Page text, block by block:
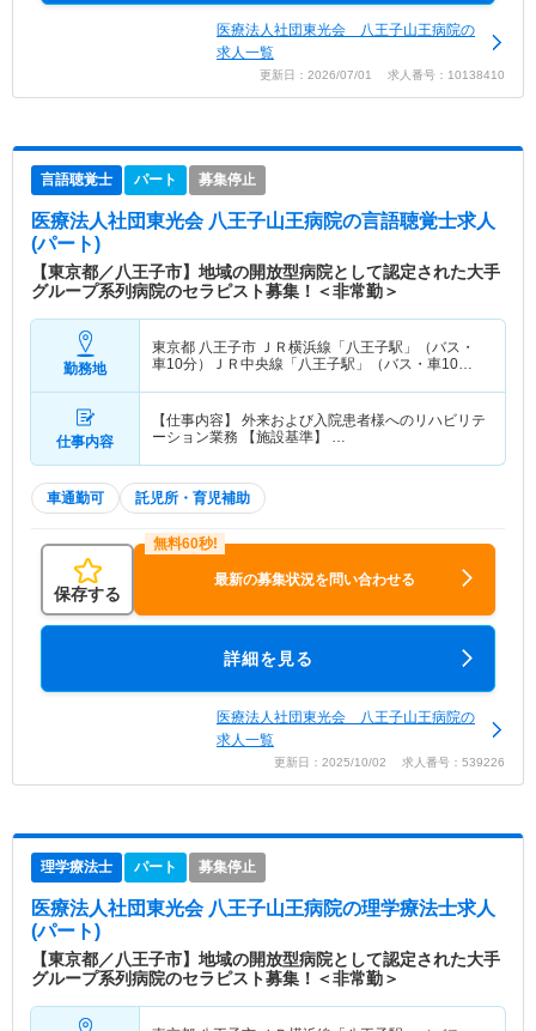
医療法人社団東光会 八王子山王病院の
求人一覧
更新日：2026/07/01 求人番号：10138410
言語聴覚士 パート 募集停止
医療法人社団東光会 八王子山王病院の言語聴覚士求人
(パート)
【東京都／八王子市】地域の開放型病院として認定された大手
グループ系列病院のセラピスト募集！＜非常勤＞
勤務地
東京都 八王子市 ＪＲ横浜線「八王子駅」（バス・
車10分）ＪＲ中央線「八王子駅」（バス・車10
仕事内容
【仕事内容】 外来および入院患者様へのリハビリテ
ーション業務 【施設基準】 …
車通勤可 託児所・育児補助
保存する
最新の募集状況を問い合わせる
詳細を見る
医療法人社団東光会 八王子山王病院の
求人一覧
更新日：2025/10/02 求人番号：539226
理学療法士 パート 募集停止
医療法人社団東光会 八王子山王病院の理学療法士求人
(パート)
【東京都／八王子市】地域の開放型病院として認定された大手
グループ系列病院のセラピスト募集！＜非常勤＞